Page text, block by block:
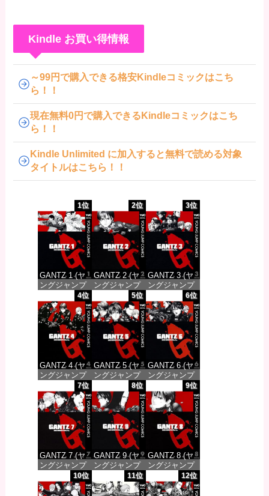
Kindle お買い得情報
～99円で購入できる格安Kindleコミックはこち
ら！！
現在無料0円で購入できるKindleコミックはこち
ら！！
Kindle Unlimited に加入すると無料で読める対象
タイトルはこちら！！
1位
GANTZ 1 (ヤ
ングジャンプ
コミックス
DIGITAL)
価格：¥100
2位
GANTZ 2 (ヤ
ングジャンプ
コミックス
DIGITAL)
価格：¥100
3位
GANTZ 3 (ヤ
ングジャンプ
コミックス
DIGITAL)
価格：¥100
4位
GANTZ 4 (ヤ
ングジャンプ
コミックス
DIGITAL)
価格：¥100
5位
GANTZ 5 (ヤ
ングジャンプ
コミックス
DIGITAL)
価格：¥100
6位
GANTZ 6 (ヤ
ングジャンプ
コミックス
DIGITAL)
価格：¥100
7位
GANTZ 7 (ヤ
ングジャンプ
コミックス
DIGITAL)
8位
GANTZ 9 (ヤ
ングジャンプ
コミックス
DIGITAL)
9位
GANTZ 8 (ヤ
ングジャンプ
コミックス
DIGITAL)
10位 11位 12位